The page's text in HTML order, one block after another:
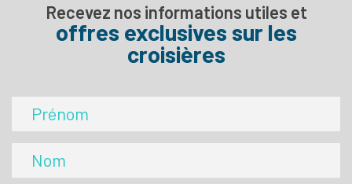
Recevez nos informations utiles et
offres exclusives sur les
croisières